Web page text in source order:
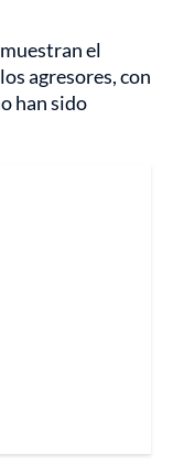
el
agresores, con
han sido